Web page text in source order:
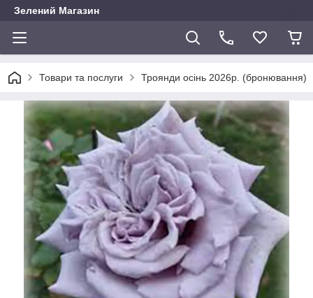
Зелений Магазин
Товари та послуги Троянди осінь 2026р. (бронювання)